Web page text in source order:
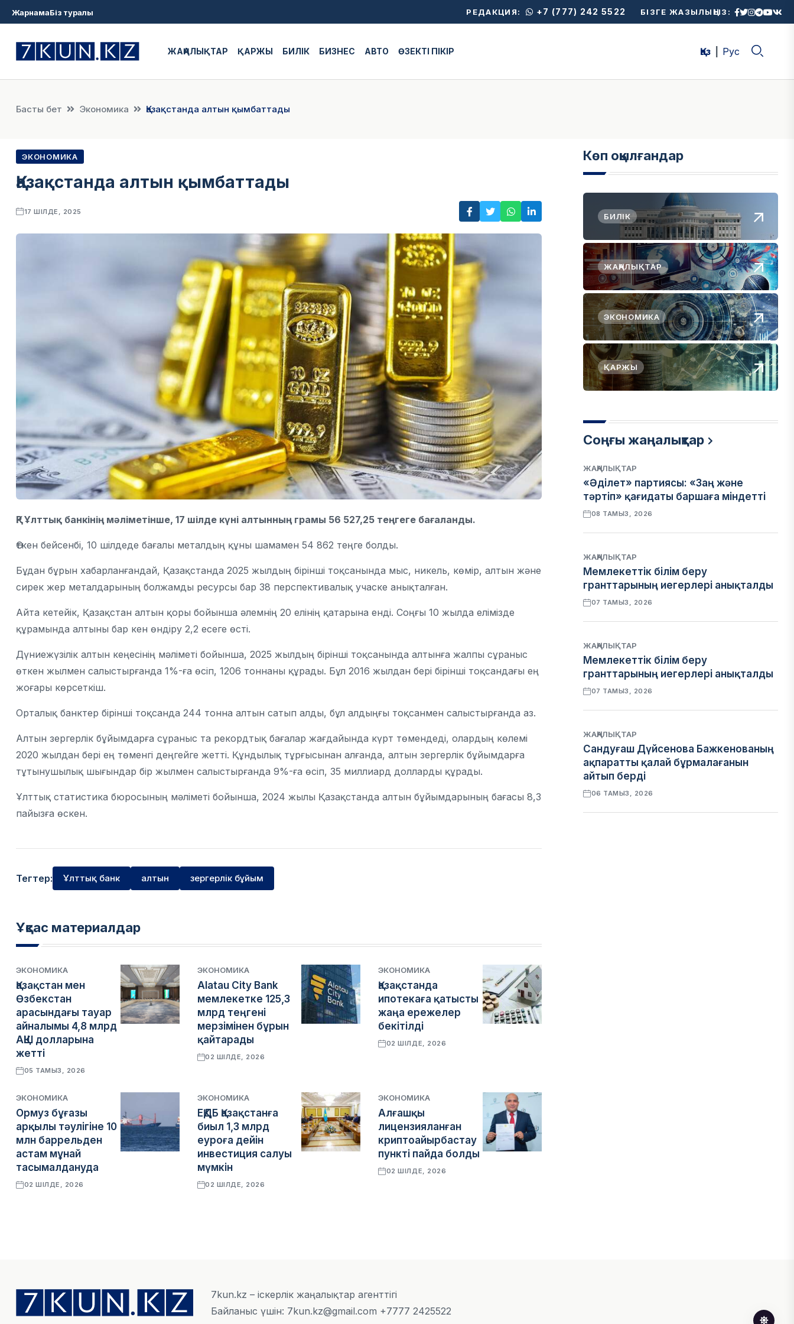
ЖарнамаБіз туралы РЕДАКЦИЯ: +7 (777) 242 5522 БІЗГЕ ЖАЗЫЛЫҢЫЗ:
ЖАҢАЛЫҚТАР ҚАРЖЫ БИЛІК БИЗНЕС АВТО ӨЗЕКТІ ПІКІР Қаз Рус
Басты бет Экономика Қазақстанда алтын қымбаттады
ЭКОНОМИКА
Қазақстанда алтын қымбаттады
17 ШІЛДЕ, 2025
ҚР Ұлттық банкінің мәліметінше, 17 шілде күні алтынның грамы 56 527,25 теңгеге бағаланды.
Өткен бейсенбі, 10 шілдеде бағалы металдың құны шамамен 54 862 теңге болды.
Бұдан бұрын хабарланғандай, Қазақстанда 2025 жылдың бірінші тоқсанында мыс, никель, көмір, алтын және
сирек жер металдарының болжамды ресурсы бар 38 перспективалық учаске анықталған.
Айта кетейік, Қазақстан алтын қоры бойынша әлемнің 20 елінің қатарына енді. Соңғы 10 жылда елімізде
құрамында алтыны бар кен өндіру 2,2 есеге өсті.
Дүниежүзілік алтын кеңесінің мәліметі бойынша, 2025 жылдың бірінші тоқсанында алтынға жалпы сұраныс
өткен жылмен салыстырғанда 1%-ға өсіп, 1206 тоннаны құрады. Бұл 2016 жылдан бері бірінші тоқсандағы ең
жоғары көрсеткіш.
Орталық банктер бірінші тоқсанда 244 тонна алтын сатып алды, бұл алдыңғы тоқсанмен салыстырғанда аз.
Алтын зергерлік бұйымдарға сұраныс та рекордтық бағалар жағдайында күрт төмендеді, олардың көлемі
2020 жылдан бері ең төменгі деңгейге жетті. Құндылық тұрғысынан алғанда, алтын зергерлік бұйымдарға
тұтынушылық шығындар бір жылмен салыстырғанда 9%-ға өсіп, 35 миллиард долларды құрады.
Ұлттық статистика бюросының мәліметі бойынша, 2024 жылы Қазақстанда алтын бұйымдарының бағасы 8,3
пайызға өскен.
Тегтер: Ұлттық банк алтын зергерлік бұйым
Ұқсас материалдар
ЭКОНОМИКА
Қазақстан мен
Өзбекстан
арасындағы тауар
айналымы 4,8 млрд
АҚШ долларына
жетті
05 ТАМЫЗ, 2026
ЭКОНОМИКА
Alatau City Bank
мемлекетке 125,3
млрд теңгені
мерзімінен бұрын
қайтарады
02 ШІЛДЕ, 2026
ЭКОНОМИКА
Қазақстанда
ипотекаға қатысты
жаңа ережелер
бекітілді
02 ШІЛДЕ, 2026
ЭКОНОМИКА
Ормуз бұғазы
арқылы тәулігіне 10
млн баррельден
астам мұнай
тасымалдануда
02 ШІЛДЕ, 2026
ЭКОНОМИКА
ЕҚДБ Қазақстанға
биыл 1,3 млрд
еуроға дейін
инвестиция салуы
мүмкін
02 ШІЛДЕ, 2026
ЭКОНОМИКА
Алғашқы
лицензияланған
криптоайырбастау
пункті пайда болды
02 ШІЛДЕ, 2026
Көп оқылғандар
БИЛІК
ЖАҢАЛЫҚТАР
ЭКОНОМИКА
ҚАРЖЫ
Соңғы жаңалықтар
ЖАҢАЛЫҚТАР
«Әділет» партиясы: «Заң және
тәртіп» қағидаты баршаға міндетті
08 ТАМЫЗ, 2026
ЖАҢАЛЫҚТАР
Мемлекеттік білім беру
гранттарының иегерлері анықталды
07 ТАМЫЗ, 2026
ЖАҢАЛЫҚТАР
Мемлекеттік білім беру
гранттарының иегерлері анықталды
07 ТАМЫЗ, 2026
ЖАҢАЛЫҚТАР
Сандуғаш Дүйсенова Бажкенованың
ақпаратты қалай бұрмалағанын
айтып берді
06 ТАМЫЗ, 2026
7kun.kz – іскерлік жаңалықтар агенттігі
Байланыс үшін: 7kun.kz@gmail.com +7777 2425522